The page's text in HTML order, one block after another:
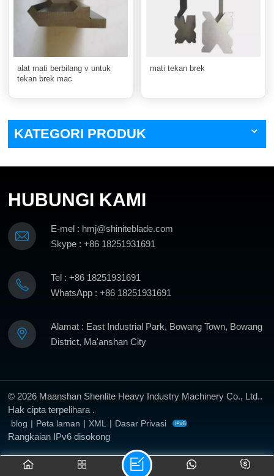
alat mati berbilang v untuk
tekan brek mac
mati tekan brek
KATEGORI PRODUK
HUBUNGI KAMI
E-mel : hmj@shiniteblade.com
Skype : +86 18251931691
Tel : +86 18251931691
WhatsApp : +86 18251931691
Alamat : East Industrial Park, Bowang Town, Bowang
District, Ma'anshan City
© 2026 Maanshan Shenlite Heavy Industry Machinery Co., Ltd..
Hak cipta terpelihara .
blog | Peta laman | XML | Dasar Privasi
Rangkaian IPv6 disokong